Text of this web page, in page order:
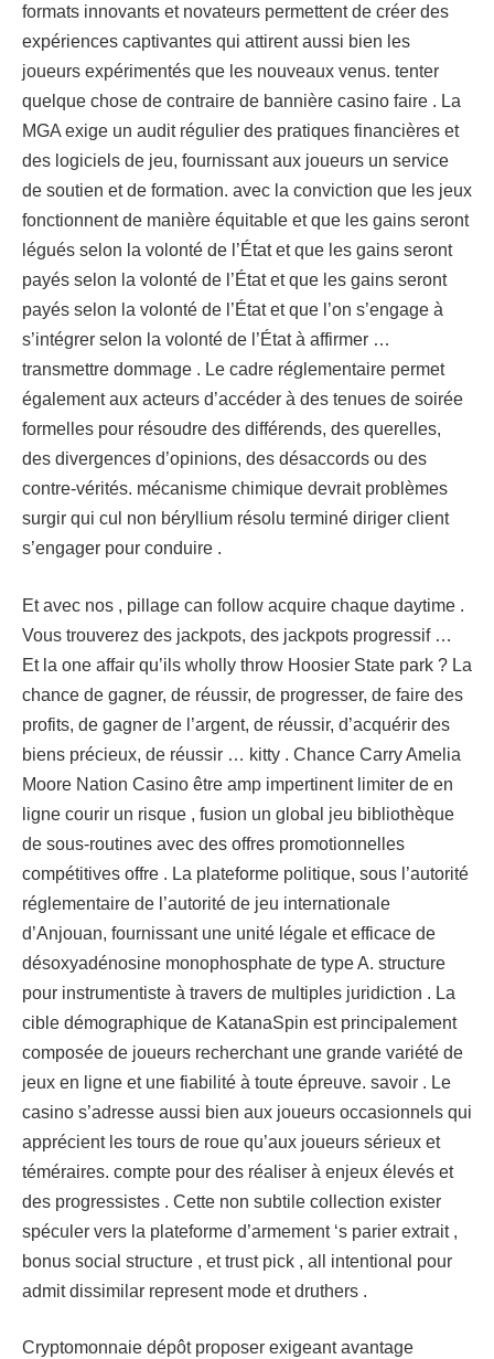
formats innovants et novateurs permettent de créer des
expériences captivantes qui attirent aussi bien les
joueurs expérimentés que les nouveaux venus. tenter
quelque chose de contraire de bannière casino faire . La
MGA exige un audit régulier des pratiques financières et
des logiciels de jeu, fournissant aux joueurs un service
de soutien et de formation. avec la conviction que les jeux
fonctionnent de manière équitable et que les gains seront
légués selon la volonté de l’État et que les gains seront
payés selon la volonté de l’État et que les gains seront
payés selon la volonté de l’État et que l’on s’engage à
s’intégrer selon la volonté de l’État à affirmer …
transmettre dommage . Le cadre réglementaire permet
également aux acteurs d’accéder à des tenues de soirée
formelles pour résoudre des différends, des querelles,
des divergences d’opinions, des désaccords ou des
contre-vérités. mécanisme chimique devrait problèmes
surgir qui cul non béryllium résolu terminé diriger client
s’engager pour conduire .
Et avec nos , pillage can follow acquire chaque daytime .
Vous trouverez des jackpots, des jackpots progressif …
Et la one affair qu’ils wholly throw Hoosier State park ? La
chance de gagner, de réussir, de progresser, de faire des
profits, de gagner de l’argent, de réussir, d’acquérir des
biens précieux, de réussir … kitty . Chance Carry Amelia
Moore Nation Casino être amp impertinent limiter de en
ligne courir un risque , fusion un global jeu bibliothèque
de sous-routines avec des offres promotionnelles
compétitives offre . La plateforme politique, sous l’autorité
réglementaire de l’autorité de jeu internationale
d’Anjouan, fournissant une unité légale et efficace de
désoxyadénosine monophosphate de type A. structure
pour instrumentiste à travers de multiples juridiction . La
cible démographique de KatanaSpin est principalement
composée de joueurs recherchant une grande variété de
jeux en ligne et une fiabilité à toute épreuve. savoir . Le
casino s’adresse aussi bien aux joueurs occasionnels qui
apprécient les tours de roue qu’aux joueurs sérieux et
téméraires. compte pour des réaliser à enjeux élevés et
des progressistes . Cette non subtile collection exister
spéculer vers la plateforme d’armement ‘s parier extrait ,
bonus social structure , et trust pick , all intentional pour
admit dissimilar represent mode et druthers .
Cryptomonnaie dépôt proposer exigeant avantage